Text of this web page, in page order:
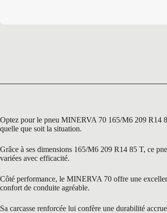
Optez pour le pneu MINERVA 70 165/M6 209 R14
quelle que soit la situation.
Grâce à ses dimensions 165/M6 209 R14 85 T, ce
variées avec efficacité.
Côté performance, le MINERVA 70 offre une
confort de conduite agréable.
Sa carcasse renforcée lui confère une durabilité